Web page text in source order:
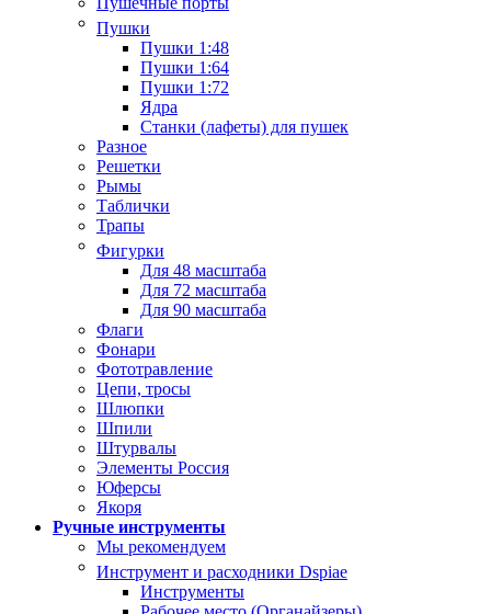
Пушки
Пушки 1:48
Пушки 1:64
Пушки 1:72
Ядра
Станки (лафеты) для пушек
Разное
Решетки
Рымы
Таблички
Трапы
Фигурки
Для 48 масштаба
Для 72 масштаба
Для 90 масштаба
Флаги
Фонари
Фототравление
Цепи, тросы
Шлюпки
Шпили
Штурвалы
Элементы Россия
Юферсы
Якоря
Ручные инструменты
Мы рекомендуем
Инструмент и расходники Dspiae
Инструменты